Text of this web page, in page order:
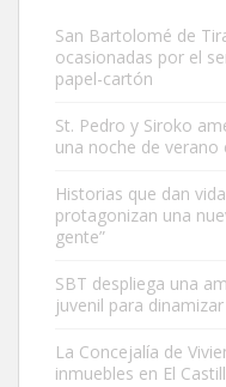
Este gato macho ha
es muy manso y
Leales.org » Gran Canaria
San Bartolomé de
ocasionadas por el
papel-cartón
St. Pedro y Siroko
una noche de verano
Historias que dan
protagonizan una
gente”
SBT despliega una
juvenil para
La Concejalía de
inmuebles en El